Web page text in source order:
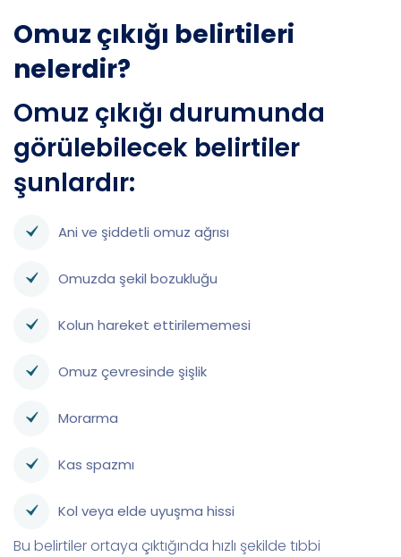
Omuz çıkığı belirtileri
nelerdir?
Omuz çıkığı durumunda
görülebilecek belirtiler
şunlardır:
Ani ve şiddetli omuz ağrısı
Omuzda şekil bozukluğu
Kolun hareket ettirilememesi
Omuz çevresinde şişlik
Morarma
Kas spazmı
Kol veya elde uyuşma hissi
Bu belirtiler ortaya çıktığında hızlı şekilde tıbbi